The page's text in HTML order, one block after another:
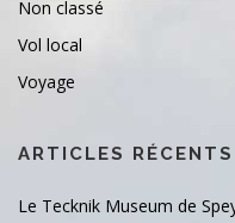
Non classé
Vol local
Voyage
ARTICLES RÉCENTS
Le Tecknik Museum de